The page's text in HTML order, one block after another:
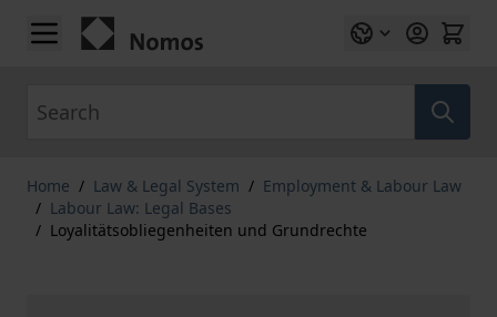
Skip to Content
Home / Law & Legal System / Employment & Labour Law
/ Labour Law: Legal Bases
/ Loyalitätsobliegenheiten und Grundrechte